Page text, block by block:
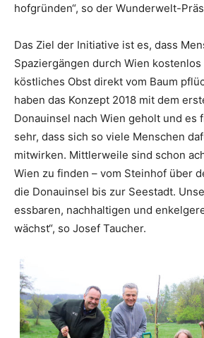
hofgründen“, so der Wunderwelt-
Das Ziel der Initiative ist es, dass
Spaziergängen durch Wien kostenlos
köstliches Obst direkt vom Baum
haben das Konzept 2018 mit dem
Donauinsel nach Wien geholt und es
sehr, dass sich so viele Menschen
mitwirken. Mittlerweile sind schon
Wien zu ­finden – vom Steinhof über
die Donauinsel bis zur Seestadt.
essbaren, nachhaltigen und
wächst“, so Josef Taucher.